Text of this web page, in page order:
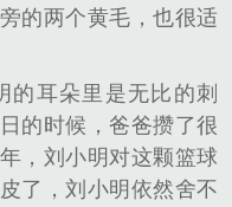
的两个黄毛，也很适
的耳朵里是无比的刺
的时候，爸爸攒了很
，刘小明对这颗篮球
了，刘小明依然舍不